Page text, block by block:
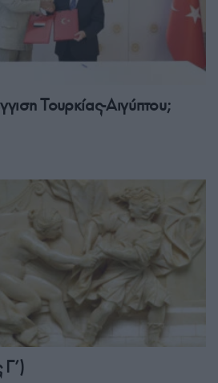
Τουρκίας-Αιγύπτου;